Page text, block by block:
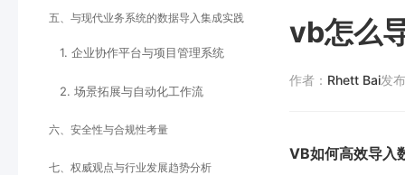
五、与现代业务系统的数据导入集成实践
1. 企业协作平台与项目管理系统
2. 场景拓展与自动化工作流
六、安全性与合规性考量
七、权威观点与行业发展趋势分析
vb怎么
作者： Rhett Bai发
VB如何高效导入